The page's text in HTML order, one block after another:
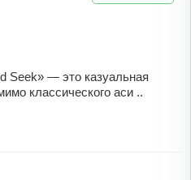
Seek» — это казуальная
классического аси ..